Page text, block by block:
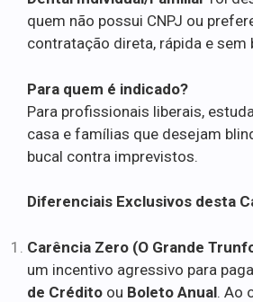
quem não possui CNPJ ou
contratação direta, rápida e sem
Para quem é indicado?
Para profissionais liberais,
casa e famílias que desejam
bucal contra imprevistos.
Diferenciais Exclusivos desta
Carência Zero (O Grande
um incentivo agressivo para
de Crédito ou Boleto Anual. Ao